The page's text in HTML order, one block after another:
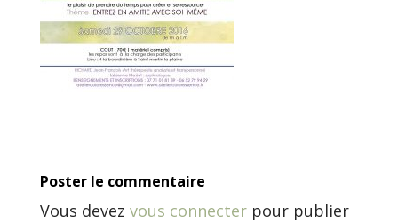
Poster le commentaire
Vous devez vous connecterpour publier